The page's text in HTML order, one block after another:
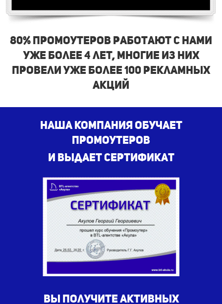
80% промоутеров работают с нами
уже более 4 лет, многие из них
провели уже более 100 рекламных
акций
наша компания обучает
промоутеров
и выдает сертификат
Вы получите активных